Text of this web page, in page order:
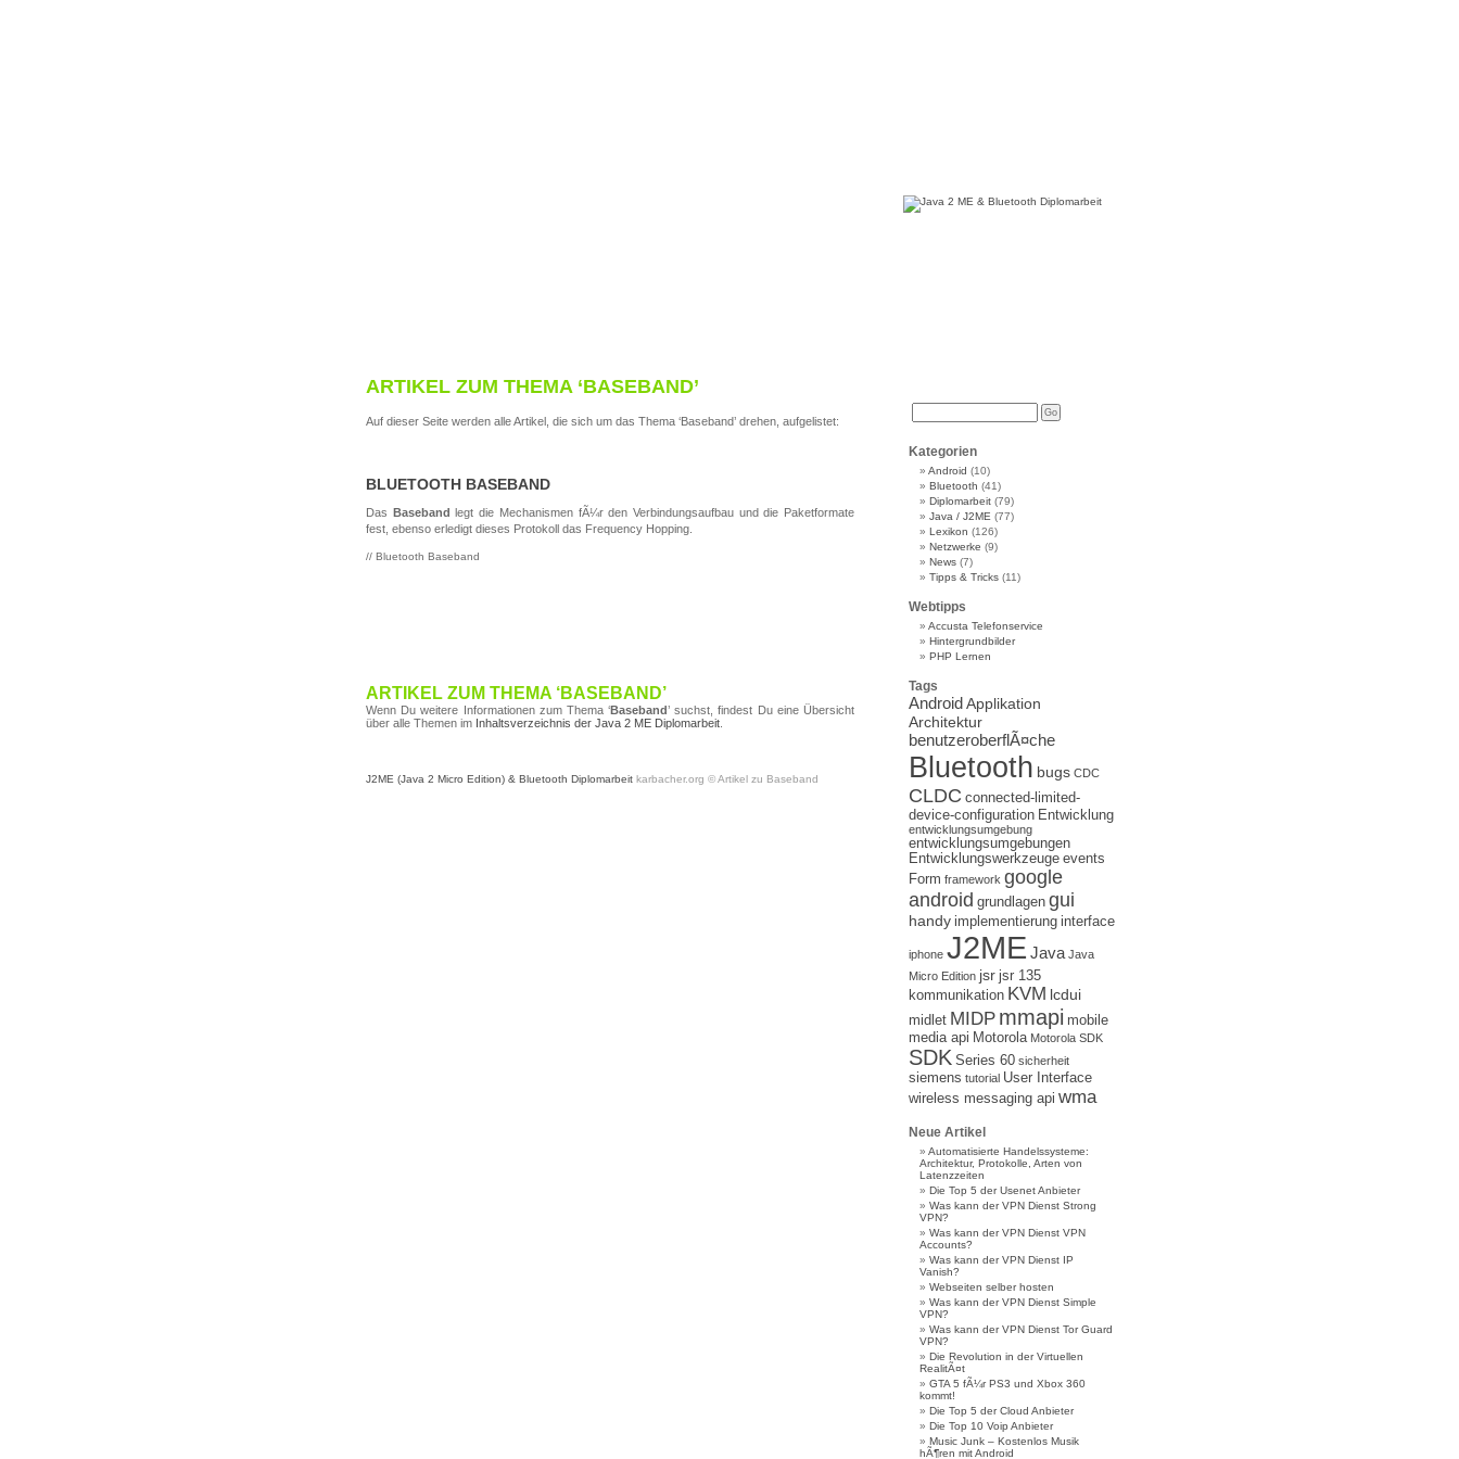
ARTIKEL ZUM THEMA ‘BASEBAND’
Auf dieser Seite werden alle Artikel, die sich um das Thema ‘Baseband’ drehen, aufgelistet:
BLUETOOTH BASEBAND
Das Baseband legt die Mechanismen fÃ¼r den Verbindungsaufbau und die Paketformate
fest, ebenso erledigt dieses Protokoll das Frequency Hopping.
// Bluetooth Baseband
ARTIKEL ZUM THEMA ‘BASEBAND’
Wenn Du weitere Informationen zum Thema ‘Baseband’ suchst, findest Du eine Übersicht
über alle Themen im Inhaltsverzeichnis der Java 2 ME Diplomarbeit
J2ME (Java 2 Micro Edition) & Bluetooth Diplomarbeit karbacher.org © Artikel zu Baseband
Kategorien
Android (10)
Bluetooth (41)
Diplomarbeit (79)
Java / J2ME (77)
Lexikon (126)
Netzwerke (9)
News (7)
Tipps & Tricks (11)
Webtipps
Accusta Telefonservice
Hintergrundbilder
PHP Lernen
Tags
AndroidApplikation
Architektur
benutzeroberflÃ¤che
Bluetooth bugs CDC
CLDC connected-limited-
device-configuration Entwicklung
entwicklungsumgebung
entwicklungsumgebungen
Entwicklungswerkzeuge events
Form framework google
android grundlagen gui
handy implementierung interface
iphone J2ME Java Java
Micro Edition jsr jsr 135
kommunikation KVM lcdui
midlet MIDP mmapi mobile
media api Motorola Motorola SDK
SDK Series 60 sicherheit
siemens tutorial User Interface
wireless messaging api wma
Neue Artikel
Automatisierte Handelssysteme:
Architektur, Protokolle, Arten von
Latenzzeiten
Die Top 5 der Usenet Anbieter
Was kann der VPN Dienst Strong
VPN?
Was kann der VPN Dienst VPN
Accounts?
Was kann der VPN Dienst IP
Vanish?
Webseiten selber hosten
Was kann der VPN Dienst Simple
VPN?
Was kann der VPN Dienst Tor Guard
VPN?
Die Revolution in der Virtuellen
RealitÃ¤t
GTA 5 fÃ¼r PS3 und Xbox 360
kommt!
Die Top 5 der Cloud Anbieter
Die Top 10 Voip Anbieter
Music Junk – Kostenlos Musik
hÃ¶ren mit Android